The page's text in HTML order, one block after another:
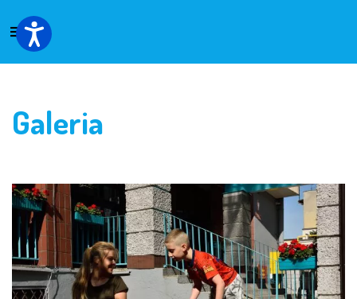
Galeria